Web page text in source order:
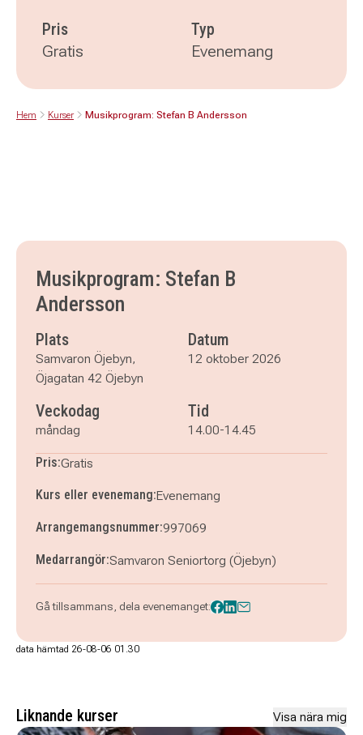
Pris
Gratis
Typ
Evenemang
Hem Kurser Musikprogram: Stefan B Andersson
Musikprogram: Stefan B
Andersson
Plats
Samvaron Öjebyn,
Öjagatan 42 Öjebyn
Datum
12 oktober 2026
Veckodag
måndag
Tid
14.00-14.45
Pris:Gratis
Kurs eller evenemang:Evenemang
Arrangemangsnummer:997069
Medarrangör:Samvaron Seniortorg (Öjebyn)
Gå tillsammans, dela evenemanget:
data hämtad 26-08-06 01.30
Liknande kurser Visa nära mig